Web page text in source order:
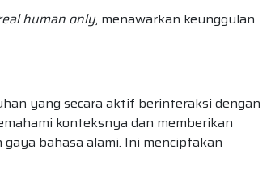
human only, menawarkan keunggulan
yang secara aktif berinteraksi dengan
konteksnya dan memberikan
bahasa alami. Ini menciptakan